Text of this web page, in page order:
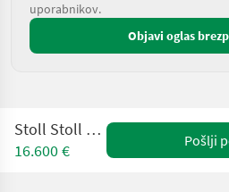
uporabnikov.
Objavi oglas
Stoll Stoll ES 3600
16.600 €
Pošlji